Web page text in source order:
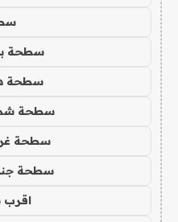
سطحة
سطحة
سطحة
سطحة
سطحة